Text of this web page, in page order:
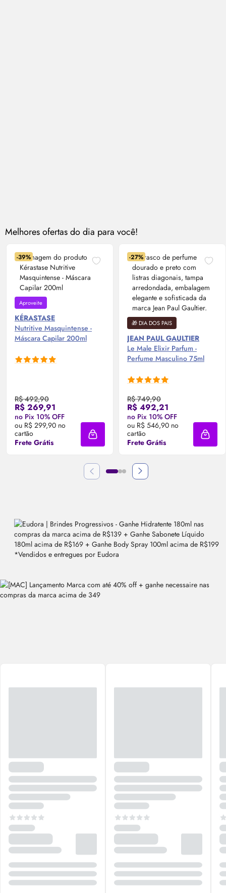
Melhores ofertas do dia para você!
-39%
Aproveite
KÉRASTASE
Nutritive Masquintense -
Máscara Capilar 200ml
R$ 492,90
R$ 269,91
no Pix 10% OFF
ou R$ 299,90 no
cartão
Frete Grátis
Adicionar à sacola
-27%
🎁 DIA DOS PAIS
JEAN PAUL GAULTIER
Le Male Elixir Parfum -
Perfume Masculino 75ml
R$ 749,90
R$ 492,21
no Pix 10% OFF
ou R$ 546,90 no
cartão
Frete Grátis